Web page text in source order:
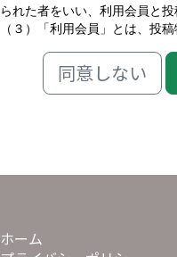
られた者をいい、利用会員と
（３）「利用会員」とは、投
をいいます。
（５）「本サービス」とは、
３ 本会員規約の変更の効力が
同意しない
ホーム